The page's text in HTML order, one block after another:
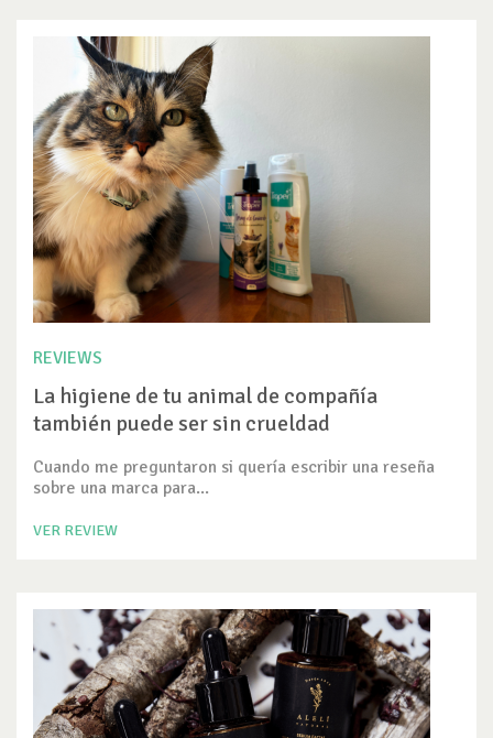
REVIEWS
La higiene de tu animal de compañía
también puede ser sin crueldad
Cuando me preguntaron si quería escribir una reseña
sobre una marca para...
VER REVIEW